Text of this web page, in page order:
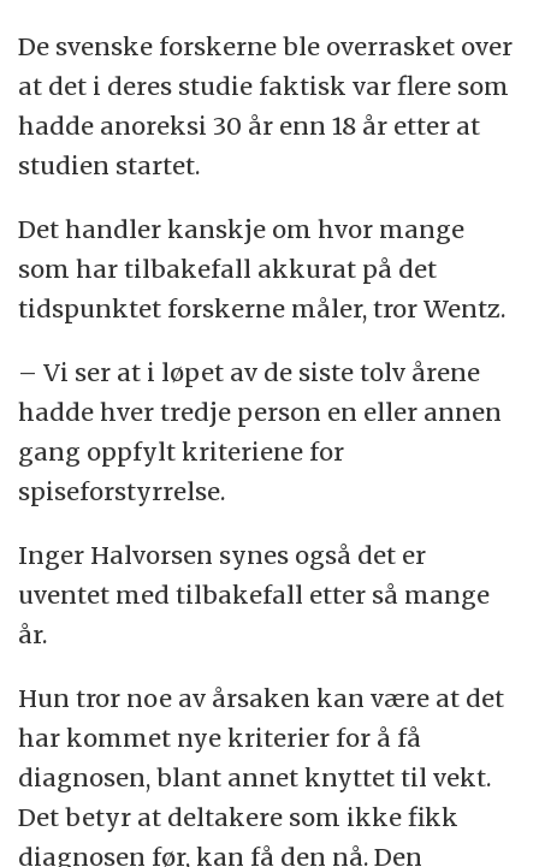
De svenske forskerne ble overrasket over
at det i deres studie faktisk var flere som
hadde anoreksi 30 år enn 18 år etter at
studien startet.
Det handler kanskje om hvor mange
som har tilbakefall akkurat på det
tidspunktet forskerne måler, tror Wentz.
– Vi ser at i løpet av de siste tolv årene
hadde hver tredje person en eller annen
gang oppfylt kriteriene for
spiseforstyrrelse.
Inger Halvorsen synes også det er
uventet med tilbakefall etter så mange
år.
Hun tror noe av årsaken kan være at det
har kommet nye kriterier for å få
diagnosen, blant annet knyttet til vekt.
Det betyr at deltakere som ikke fikk
diagnosen før, kan få den nå. Den